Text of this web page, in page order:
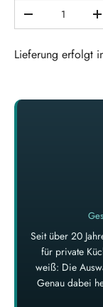
MENGE
Lieferung erfolgt
Seit über 20
für private
weiß: Die
Genau dabei